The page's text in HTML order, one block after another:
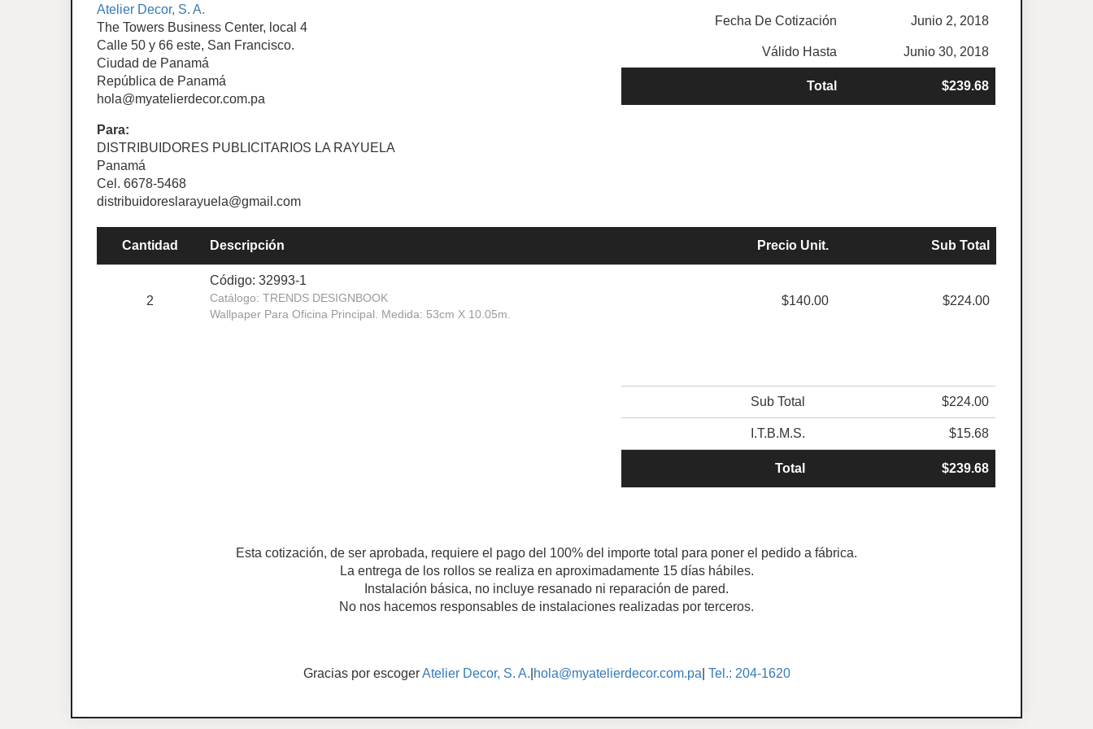
Atelier Decor, S. A.
The Towers Business Center, local 4
Calle 50 y 66 este, San Francisco.
Ciudad de Panamá
República de Panamá
hola@myatelierdecor.com.pa
Fecha De Cotización Junio 2, 2018
Válido Hasta Junio 30, 2018
Total $239.68
Para:
DISTRIBUIDORES PUBLICITARIOS LA RAYUELA
Panamá
Cel. 6678-5468
distribuidoreslarayuela@gmail.com
Cantidad Descripción Precio Unit. Sub Total
2
Código: 32993-1
Catálogo: TRENDS DESIGNBOOK
Wallpaper Para Oficina Principal. Medida: 53cm X 10.05m.
$140.00 $224.00
Sub Total $224.00
I.T.B.M.S. $15.68
Total $239.68
Esta cotización, de ser aprobada, requiere el pago del 100% del importe total para poner el pedido a fábrica.
La entrega de los rollos se realiza en aproximadamente 15 días hábiles.
Instalación básica, no incluye resanado ni reparación de pared.
No nos hacemos responsables de instalaciones realizadas por terceros.
Gracias por escogerAtelier Decor, S. A. hola@myatelierdecor.com.pa Tel.: 204-1620